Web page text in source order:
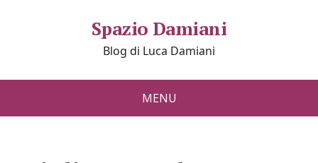
Spazio Damiani
Blog di Luca Damiani
MENU